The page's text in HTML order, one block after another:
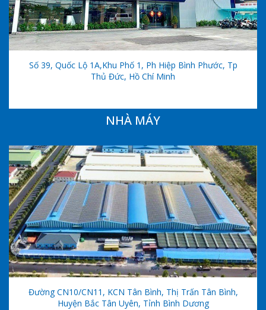
Số 39, Quốc Lộ 1A,khu Phố 1, Ph Hiệp Bình Phước, Tp
Thủ Đức, Hồ Chí Minh
NHÀ MÁY
Đường CN10/CN11, KCN Tân Bình, Thị Trấn Tân Bình,
Huyện Bắc Tân Uyên, Tỉnh Bình Dương